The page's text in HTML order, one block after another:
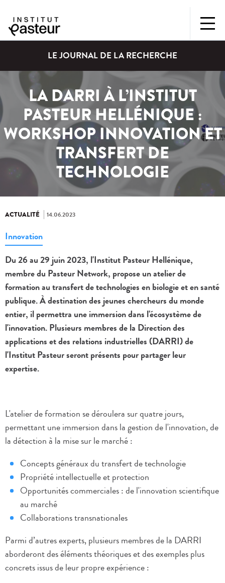
LE JOURNAL DE LA RECHERCHE
LA DARRI À L’INSTITUT
PASTEUR HELLÉNIQUE :
WORKSHOP INNOVATION ET
TRANSFERT DE
TECHNOLOGIE
ACTUALITÉ 14.06.2023
Innovation
Du 26 au 29 juin 2023, l'Institut Pasteur Hellénique,
membre du Pasteur Network, propose un atelier de
formation au transfert de technologies en biologie et en santé
publique. À destination des jeunes chercheurs du monde
entier, il permettra une immersion dans l'écosystème de
l'innovation. Plusieurs membres de la Direction des
applications et des relations industrielles (DARRI) de
l'Institut Pasteur seront présents pour partager leur
expertise.
L'atelier de formation se déroulera sur quatre jours,
permettant une immersion dans la gestion de l'innovation, de
la détection à la mise sur le marché :
Concepts généraux du transfert de technologie
Propriété intellectuelle et protection
Opportunités commerciales : de l'innovation scientifique
au marché
Collaborations transnationales
Parmi d’autres experts, plusieurs membres de la DARRI
aborderont des éléments théoriques et des exemples plus
concrets issus de leur propre expérience :